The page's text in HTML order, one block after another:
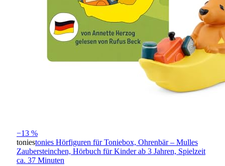
−13 %
toniestonies Hörfiguren für Toniebox, Ohrenbär – Mulles
Zaubersteinchen, Hörbuch für Kinder ab 3 Jahren, Spielzeit
ca. 37 Minuten